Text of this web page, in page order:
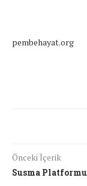
pembehayat.org
Önceki İçerik
Susma